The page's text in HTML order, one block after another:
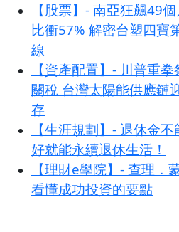
【股票】- 南亞狂飆49
比衝57% 解密台塑四寶
線
【資產配置】- 川普重
關稅 台灣太陽能供應鏈
存
【生涯規劃】- 退休金
好就能永續退休生活！
【理財e學院】- 查理．
看懂成功投資的要點